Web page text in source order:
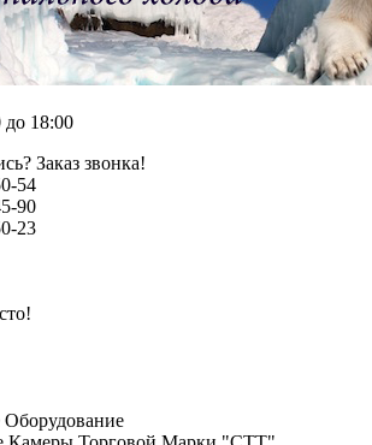
18:00
Заказ звонка!
54
90
23